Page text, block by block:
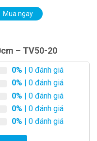
Mua ngay
– TV50-20
0% | 0 đánh giá
0% | 0 đánh giá
0% | 0 đánh giá
0% | 0 đánh giá
0% | 0 đánh giá